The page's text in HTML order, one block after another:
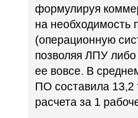
формулируя
на необходимость
(операционную
позволяя ЛПУ либо
ее вовсе. В
ПО составила 13,2
расчета за 1